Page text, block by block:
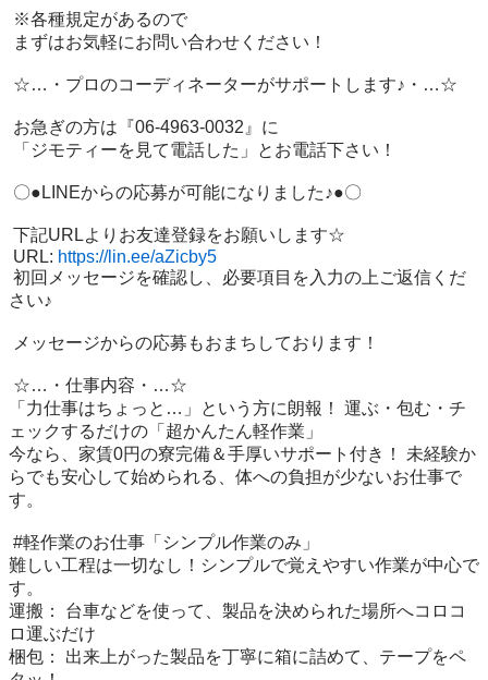
URL: https://lin.ee/aZicby5
さい♪
「力仕事はちょっと…」という方に朗報！ 運ぶ・包む・チ
ェックするだけの「超かんたん軽作業」
今なら、家賃0円の寮完備＆手厚いサポート付き！ 未経験か
らでも安心して始められる、体への負担が少ないお仕事で
す。
難しい工程は一切なし！シンプルで覚えやすい作業が中心で
す。
運搬： 台車などを使って、製品を決められた場所へコロコ
ロ運ぶだけ
梱包： 出来上がった製品を丁寧に箱に詰めて、テープをペ